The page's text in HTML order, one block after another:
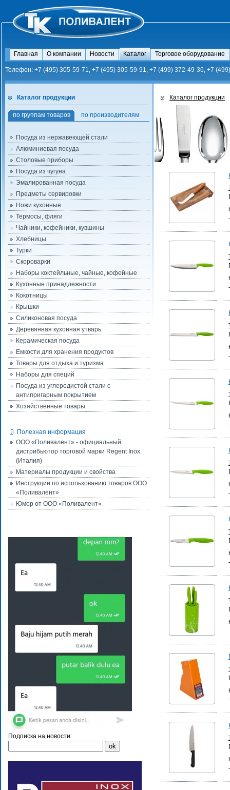
Главная О компании Новости Каталог Торговое оборудование
Телефон: +7 (495) 305-59-71, +7 (495) 305-59-91, +7 (499) 372-49-36, +7
Каталог продукции
по группам товаров по производителям
Посуда из нержавеющей стали
Алюминиевая посуда
Столовые приборы
Посуда из чугуна
Эмалированная посуда
Предметы сервировки
Ножи кухонные
Термосы, фляги
Чайники, кофейники, кувшины
Хлебницы
Турки
Скороварки
Наборы коктейльные, чайные, кофейные
Кухонные принадлежности
Кокотницы
Крышки
Силиконовая посуда
Деревянная кухонная утварь
Керамическая посуда
Емкости для хранения продуктов
Товары для отдыха и туризма
Наборы для специй
Посуда из углеродистой стали с
антипригарным покрытием
Хозяйственные товары
Полезная информация
ООО «Поливалент» - официальный
дистрибьютор торговой марки Regent Inox
(Италия)
Материалы продукции и свойства
Инструкции по использованию товаров ООО
«Поливалент»
Юмор от ООО «Поливалент»
Подписка на новости:
Каталог продукции